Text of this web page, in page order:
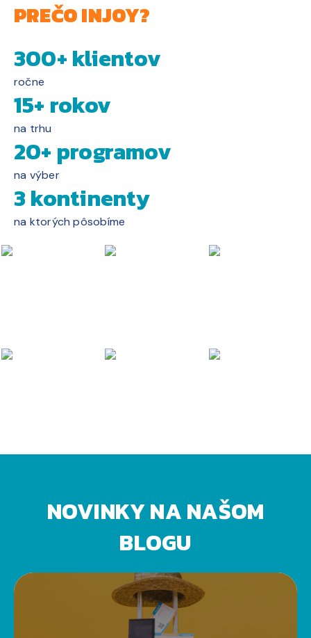
PREČO INJOY?
300+ klientov
ročne
15+ rokov
na trhu
20+ programov
na výber
3 kontinenty
na ktorých pôsobíme
NOVINKY NA NAŠOM
BLOGU